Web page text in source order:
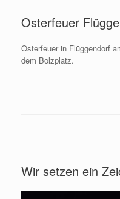
Osterfeuer
Osterfeuer in Flüggendorf
dem Bolzplatz.
Wir setzen ein